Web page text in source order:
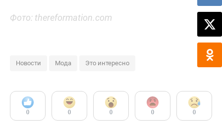
Фото: thereformation.com
Новости Мода Это интересно
0 0 0 0 0